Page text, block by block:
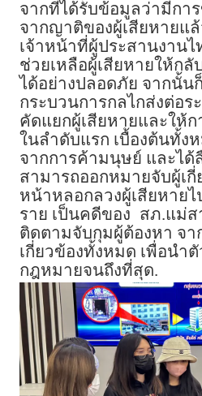
จากที่ได้รับข้อมูลว่ามีกา
จากญาติของผู้เสียหายแ
เจ้าหน้าที่ผู้ประสานงานไ
ช่วยเหลือผู้เสียหายให้กลั
ได้อย่างปลอดภัย จากนั้น
กระบวนการกลไกส่งต่อร
คัดแยกผู้เสียหายและให้ก
ในลำดับแรก เบื้องต้นทั้ง
จากการค้ามนุษย์ และไ
สามารถออกหมายจับผู้เกี่
หน้าหลอกลวงผู้เสียหายไ
ราย เป็นคดีของ สภ.แม่ส
ติดตามจับกุมผู้ต้องหา จา
เกี่ยวข้องทั้งหมด เพื่อนำ
กฎหมายจนถึงที่สุด.